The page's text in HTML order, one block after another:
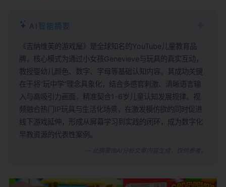
AI智能摘要
《吉纳维芙的游戏屋》是全球知名的YouTube儿童教育品
牌，核心模式为通过小女孩Genevieve与玩具的真实互动，
教授婴幼儿颜色、数字、字母等基础认知内容。其成功关键
在于将“玩中学”理念具象化，结合多感官刺激、清晰语言输
入与高吸引力画面，精准契合1-6岁儿童认知发展规律。视
频融合热门IP玩具与生活化场景，在激发模仿欲的同时促进
线下游戏延伸，形成从屏幕学习到实践的闭环，成为数字化
早教资源的代表性案例。